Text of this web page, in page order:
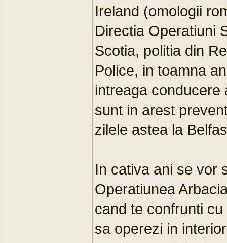
Ireland (omologii
Directia Operatiuni
Scotia, politia din
Police, in toamna
intreaga conducere
sunt in arest
zilele astea la
In cativa ani se vor
Operatiunea
cand te confrunti
sa operezi in